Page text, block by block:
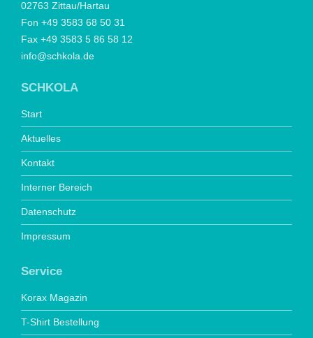
02763 Zittau/Hartau
Fon +49 3583 68 50 31
Fax +49 3583 5 86 58 12
info@schkola.de
SCHKOLA
Start
Aktuelles
Kontakt
Interner Bereich
Datenschutz
Impressum
Service
Korax Magazin
T-Shirt Bestellung